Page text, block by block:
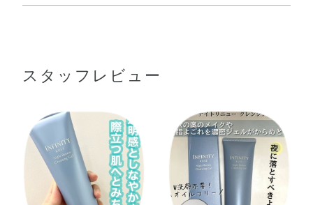
なじませながら、顔全体にのばします。
●そのあと、水かぬるま湯で洗い流してください。
リン・PEG－32・PEG－6・エーデルワイス花／葉エキ
EDTA－2Na・PPG－6デシルテトラデセス－20・TEA・
（アクリレーツ／アクリル酸アルキル（C10－30））クロ
スポリマー・カルボマー・キサンタンガム・クエン酸・コ
コイルメチルタウリンNa・シクロヘキサン－1，4－ジカル
ボン酸ビスエトキシジグリコール・フェノキシエタノー
スタッフレビュー